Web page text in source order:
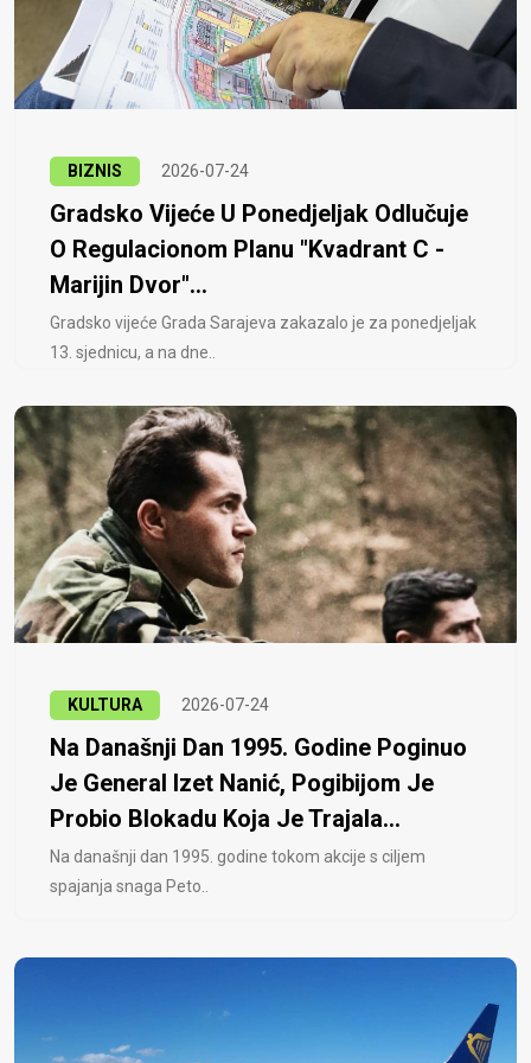
BIZNIS 2026-07-24
Gradsko Vijeće U Ponedjeljak Odlučuje
O Regulacionom Planu "Kvadrant C -
Marijin Dvor"...
Gradsko vijeće Grada Sarajeva zakazalo je za ponedjeljak
13. sjednicu, a na dne..
KULTURA 2026-07-24
Na Današnji Dan 1995. Godine Poginuo
Je General Izet Nanić, Pogibijom Je
Probio Blokadu Koja Je Trajala...
Na današnji dan 1995. godine tokom akcije s ciljem
spajanja snaga Peto..